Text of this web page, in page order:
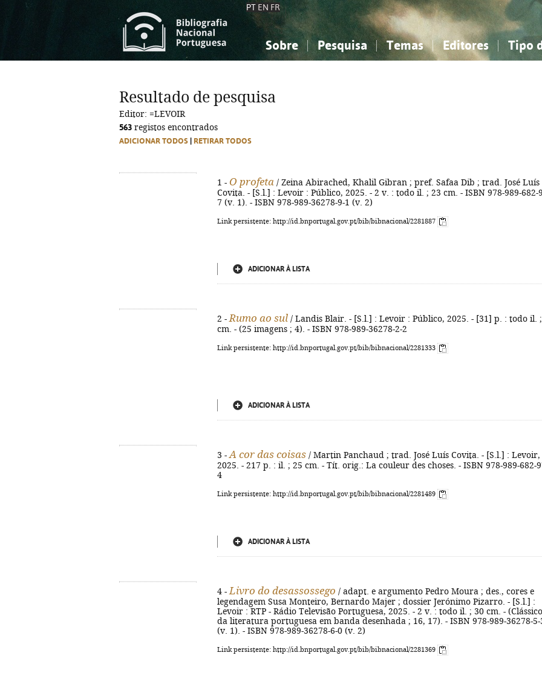
PT EN FR
Sobre Pesquisa Temas
Ciências sociais...
Editores Tipo
Ciências sociais...
Resultado de pesquisa
Editor: =LEVOIR
563 registos encontrados
ADICIONAR TODOS RETIRAR TODOS
1 - O profeta / Zeina Abirached, Khalil Gibran ; pref. Safaa Dib ; trad. José Luís
Covita. - [S.l.] : Levoir : Público, 2025. - 2 v. : todo il. ; 23 cm. - ISBN 978-989-682-
7 (v. 1). - ISBN 978-989-36278-9-1 (v. 2)
Link persistente: http://id.bnportugal.gov.pt/bib/bibnacional/2281887
ADICIONAR À LISTA
2 - Rumo ao sul / Landis Blair. - [S.l.] : Levoir : Público, 2025. - [31] p. : todo il.
cm. - (25 imagens ; 4). - ISBN 978-989-36278-2-2
Link persistente: http://id.bnportugal.gov.pt/bib/bibnacional/2281333
ADICIONAR À LISTA
3 - A cor das coisas / Martin Panchaud ; trad. José Luís Covita. - [S.l.] : Levoir,
2025. - 217 p. : il. ; 25 cm. - Tít. orig.: La couleur des choses. - ISBN 978-989-682-
4
Link persistente: http://id.bnportugal.gov.pt/bib/bibnacional/2281489
ADICIONAR À LISTA
4 - Livro do desassossego / adapt. e argumento Pedro Moura ; des., cores e
legendagem Susa Monteiro, Bernardo Majer ; dossier Jerónimo Pizarro. - [S.l.] :
Levoir : RTP - Rádio Televisão Portuguesa, 2025. - 2 v. : todo il. ; 30 cm. -
da literatura portuguesa em banda desenhada ; 16, 17). - ISBN 978-989-36278-5-
(v. 1). - ISBN 978-989-36278-6-0 (v. 2)
Link persistente: http://id.bnportugal.gov.pt/bib/bibnacional/2281369